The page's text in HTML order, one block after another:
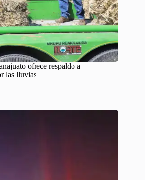
ofrece respaldo a
las lluvias